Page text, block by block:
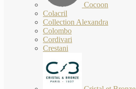
Cocoon
Colacril
Collection Alexandra
Colombo
Cordivari
Crestani